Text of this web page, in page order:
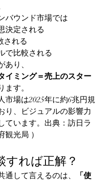
バウンド市場では
決定される
される
で比較される
あり、
イミング＝売上のスター
ます。
市場は2025年に約6兆円規
り、ビジュアルの影響力
ています。出典：訪日ラ
観光局 ）
すれば正解？
通して言えるのは、
「使